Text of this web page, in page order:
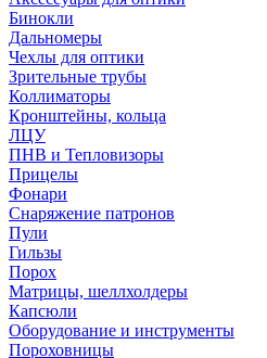
Бинокли
Дальномеры
Чехлы для оптики
Зрительные трубы
Коллиматоры
Кронштейны, кольца
ЛЦУ
ПНВ и Тепловизоры
Прицелы
Фонари
Снаряжение патронов
Пули
Гильзы
Порох
Матрицы, шеллхолдеры
Капсюли
Оборудование и инструменты
Пороховницы